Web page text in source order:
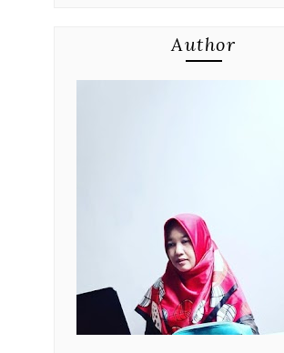
Author